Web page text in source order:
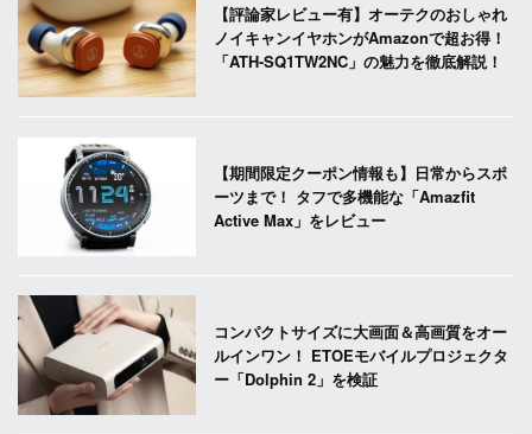
【評論家レビュー有】オーテクのおしゃれ
ノイキャンイヤホンがAmazonで超お得！
「ATH-SQ1TW2NC」の魅力を徹底解説！
【期間限定クーポン情報も】日常からスポ
ーツまで！ タフで多機能な「Amazfit
Active Max」をレビュー
コンパクトサイズに大画面＆高画質をオー
ルインワン！ ETOEモバイルプロジェクタ
ー「Dolphin 2」を検証